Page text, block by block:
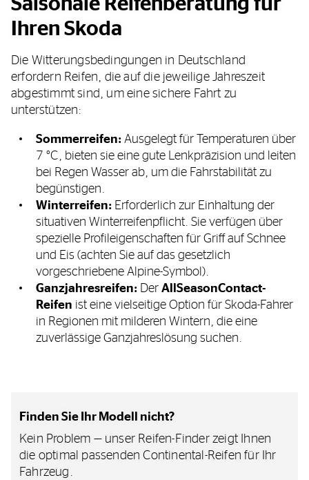
Saisonale Reifenberatung für
Ihren Skoda
Die Witterungsbedingungen in Deutschland
erfordern Reifen, die auf die jeweilige Jahreszeit
abgestimmt sind, um eine sichere Fahrt zu
unterstützen:
Sommerreifen: Ausgelegt für Temperaturen über
7 °C, bieten sie eine gute Lenkpräzision und leiten
bei Regen Wasser ab, um die Fahrstabilität zu
begünstigen.
Winterreifen: Erforderlich zur Einhaltung der
situativen Winterreifenpflicht. Sie verfügen über
spezielle Profileigenschaften für Griff auf Schnee
und Eis (achten Sie auf das gesetzlich
vorgeschriebene Alpine-Symbol).
Ganzjahresreifen: Der AllSeasonContact-
Reifen ist eine vielseitige Option für Skoda-Fahrer
in Regionen mit milderen Wintern, die eine
zuverlässige Ganzjahreslösung suchen.
Finden Sie Ihr Modell nicht?
Kein Problem — unser Reifen-Finder zeigt Ihnen
die optimal passenden Continental-Reifen für Ihr
Fahrzeug.